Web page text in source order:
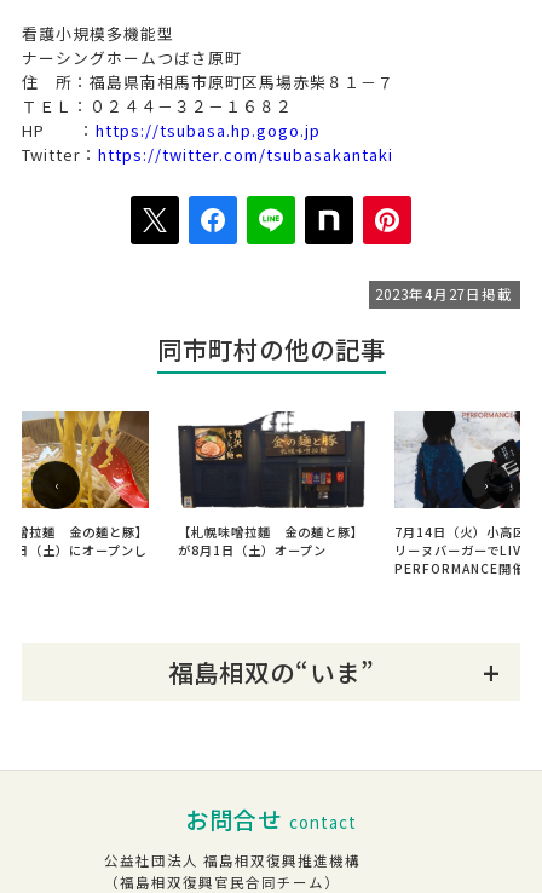
看護小規模多機能型
ナーシングホームつばさ原町
住 所：福島県南相馬市原町区馬場赤柴８１－７
ＴＥＬ：０２４４－３２－１６８２
HP ： https://tsubasa.hp.gogo.jp
Twitter： https://twitter.com/tsubasakantaki
2023年4月27日掲載
同市町村の他の記事
噌拉麺 金の麺と豚】
日（土）にオープンし
【札幌味噌拉麵 金の麺と豚】
が8月1日（土）オープン
7月14日（火）小高区
リーヌバーガーでLIVE
PERFORMANCE開催！
‹ ›
福島相双の“いま”
お問合せ contact
公益社団法人 福島相双復興推進機構
（福島相双復興官民合同チーム）